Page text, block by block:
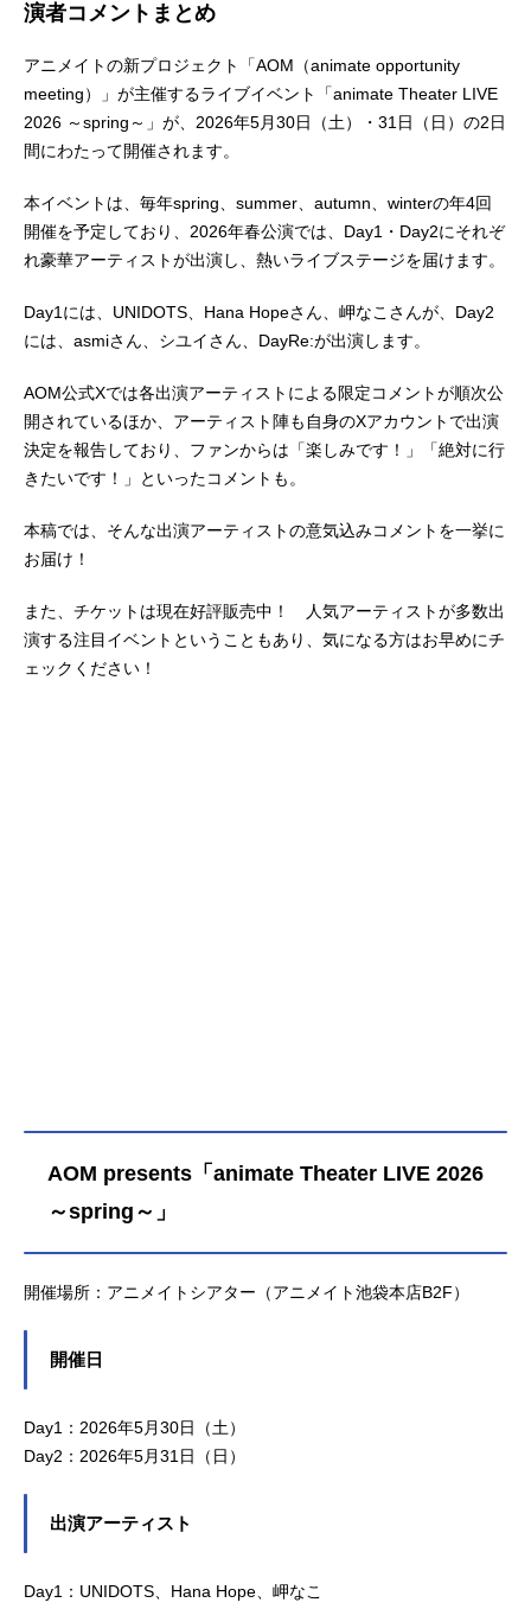
演者コメントまとめ
アニメイトの新プロジェクト「AOM（animate opportunity
meeting）」が主催するライブイベント「animate Theater LIVE
2026 ～spring～」が、2026年5月30日（土）・31日（日）の2日
間にわたって開催されます。
本イベントは、毎年spring、summer、autumn、winterの年4回
開催を予定しており、2026年春公演では、Day1・Day2にそれぞ
れ豪華アーティストが出演し、熱いライブステージを届けます。
Day1には、UNIDOTS、Hana Hopeさん、岬なこさんが、Day2
には、asmiさん、シユイさん、DayRe:が出演します。
AOM公式Xでは各出演アーティストによる限定コメントが順次公
開されているほか、アーティスト陣も自身のXアカウントで出演
決定を報告しており、ファンからは「楽しみです！」「絶対に行
きたいです！」といったコメントも。
本稿では、そんな出演アーティストの意気込みコメントを一挙に
お届け！
また、チケットは現在好評販売中！ 人気アーティストが多数出
演する注目イベントということもあり、気になる方はお早めにチ
ェックください！
AOM presents「animate Theater LIVE 2026
～spring～」
開催場所：アニメイトシアター（アニメイト池袋本店B2F）
開催日
Day1：2026年5月30日（土）
Day2：2026年5月31日（日）
出演アーティスト
Day1：UNIDOTS、Hana Hope、岬なこ